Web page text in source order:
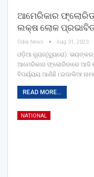
ଆମେରିକାର
ଲକ୍ଷ ଲୋକ
Odia News Aug 31, 2023
ଓଡ଼ିଆ ନ୍ୟୁଜ୍(ବ୍ୟୁରୋ): ଭୟଙ୍କର
ଆମେରିକାର ଫ୍ଲୋରିଡାରେ ଆଜି
ବିପର୍ୟ୍ୟୟ ଆଣିଛି। ଇଡାଲିଆ
READ MORE...
NATIONAL